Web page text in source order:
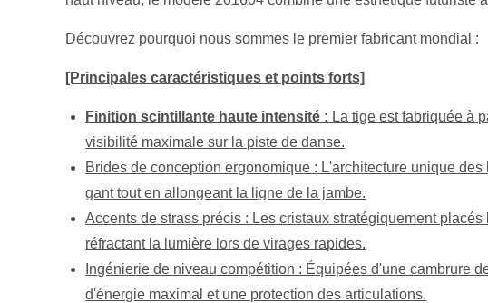
Découvrez pourquoi nous sommes le premier fabricant mondial :
[Principales caractéristiques et points forts]
Finition scintillante haute intensité : La tige est fabriquée à
visibilité maximale sur la piste de danse.
Brides de conception ergonomique : L'architecture unique
gant tout en allongeant la ligne de la jambe.
Accents de strass précis : Les cristaux stratégiquement
réfractant la lumière lors de virages rapides.
Ingénierie de niveau compétition : Équipées d'une cambrure
d'énergie maximal et une protection des articulations.